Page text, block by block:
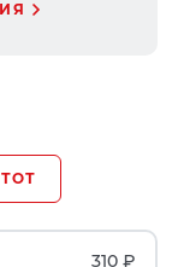
310 ₽